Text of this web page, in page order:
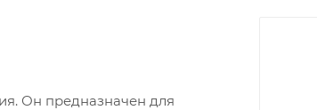
Он предназначен для